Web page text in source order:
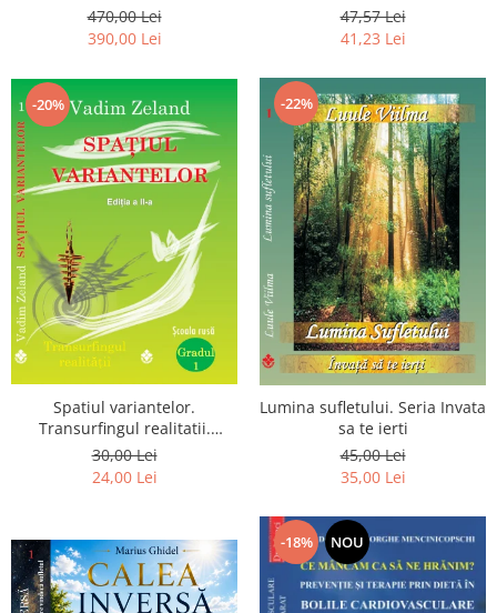
Luceafarului de Dimineata -
Gratuit)
470,00 Lei
390,00 Lei
chiar dragostea ta. Editia a 2-
a
47,57 Lei
41,23 Lei
-20%
Spatiul variantelor.
Transurfingul realitatii.
Gradul 1. Cum sa ne
dezvoltam intuitia si sa ne
30,00 Lei
24,00 Lei
-22%
Lumina sufletului. Seria Invata
sa te ierti
45,00 Lei
35,00 Lei
-18% NOU